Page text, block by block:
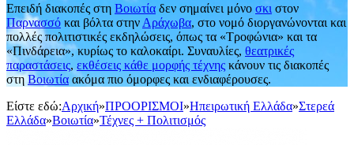
Επειδή διακοπές στη Βοιωτία δεν σημαίνει μόνο σκι στον
Παρνασσό και βόλτα στην Αράχωβα, στο νομό διοργανώνονται και
πολλές πολιτιστικές εκδηλώσεις, όπως τα «Τροφώνια» και τα
«Πινδάρεια», κυρίως το καλοκαίρι. Συναυλίες, θεατρικές
παραστάσεις, εκθέσεις κάθε μορφής τέχνης κάνουν τις διακοπές
στηΒοιωτία ακόμα πιο όμορφες και ενδιαφέρουσες.
Είστε εδώ:Αρχική»ΠΡΟΟΡΙΣΜΟΙ»Ηπειρωτική Ελλάδα»Στερεά
Ελλάδα»Βοιωτία»Τέχνες + Πολιτισμός